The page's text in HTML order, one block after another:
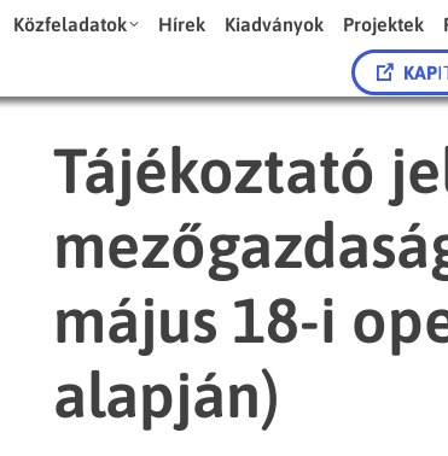
Közfeladatok Hírek Kiadványok Projektek
KAP
Tájékoztató
május 18-i
alapján)